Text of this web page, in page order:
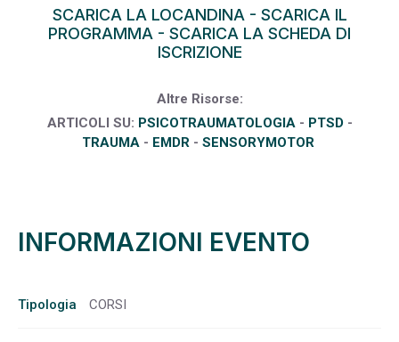
SCARICA LA LOCANDINA - SCARICA IL
PROGRAMMA - SCARICA LA SCHEDA DI
ISCRIZIONE
Altre Risorse:
ARTICOLI SU: PSICOTRAUMATOLOGIA- PTSD-
TRAUMA- EMDR- SENSORYMOTOR
INFORMAZIONI EVENTO
Tipologia CORSI